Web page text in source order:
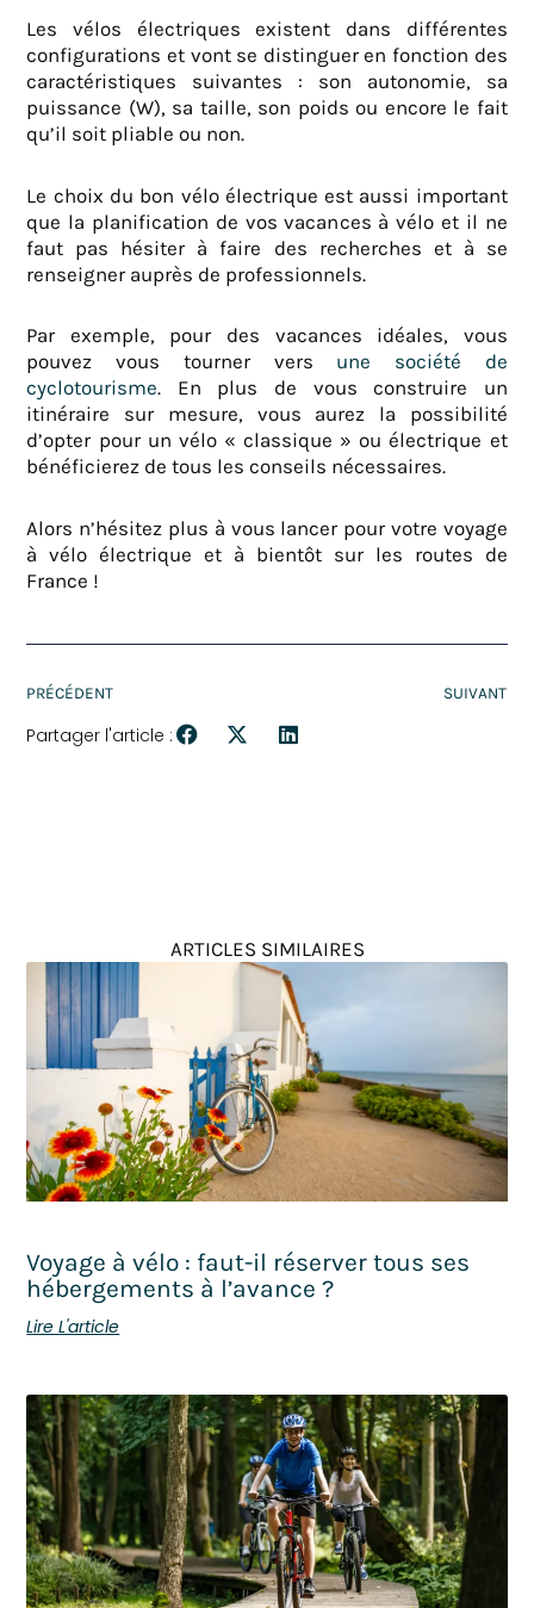
Les vélos électriques existent dans différentes
configurations et vont se distinguer en fonction des
caractéristiques suivantes : son autonomie, sa
puissance (W), sa taille, son poids ou encore le fait
qu’il soit pliable ou non.
Le choix du bon vélo électrique est aussi important
que la planification de vos vacances à vélo et il ne
faut pas hésiter à faire des recherches et à se
renseigner auprès de professionnels.
Par exemple, pour des vacances idéales, vous
pouvez vous tourner vers une société de
cyclotourisme. En plus de vous construire un
itinéraire sur mesure, vous aurez la possibilité
d’opter pour un vélo « classique » ou électrique et
bénéficierez de tous les conseils nécessaires.
Alors n’hésitez plus à vous lancer pour votre voyage
à vélo électrique et à bientôt sur les routes de
France !
PRÉCÉDENT SUIVANT
Partager l'article :
ARTICLES SIMILAIRES
Voyage à vélo : faut-il réserver tous ses
hébergements à l’avance ?
Lire L'article